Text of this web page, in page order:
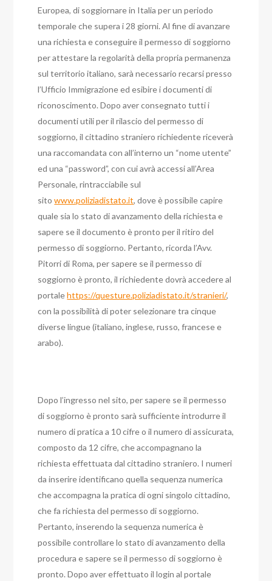
Europea, di soggiornare in Italia per un periodo
temporale che supera i 28 giorni. Al fine di avanzare
una richiesta e conseguire il permesso di soggiorno
per attestare la regolarità della propria permanenza
sul territorio italiano, sarà necessario recarsi presso
l’Ufficio Immigrazione ed esibire i documenti di
riconoscimento. Dopo aver consegnato tutti i
documenti utili per il rilascio del permesso di
soggiorno, il cittadino straniero richiedente riceverà
una raccomandata con all’interno un “nome utente”
ed una “password”, con cui avrà accessi all’Area
Personale, rintracciabile sul
sitowww.poliziadistato.it, dove è possibile capire
quale sia lo stato di avanzamento della richiesta e
sapere se il documento è pronto per il ritiro del
permesso di soggiorno. Pertanto, ricorda l’Avv.
Pitorri di Roma, per sapere se il permesso di
soggiorno è pronto, il richiedente dovrà accedere al
portalehttps://questure.poliziadistato.it/stranieri/,
con la possibilità di poter selezionare tra cinque
diverse lingue (italiano, inglese, russo, francese e
arabo).
Dopo l’ingresso nel sito, per sapere se il permesso
di soggiorno è pronto sarà sufficiente introdurre il
numero di pratica a 10 cifre o il numero di assicurata,
composto da 12 cifre, che accompagnano la
richiesta effettuata dal cittadino straniero. I numeri
da inserire identificano quella sequenza numerica
che accompagna la pratica di ogni singolo cittadino,
che fa richiesta del permesso di soggiorno.
Pertanto, inserendo la sequenza numerica è
possibile controllare lo stato di avanzamento della
procedura e sapere se il permesso di soggiorno è
pronto. Dopo aver effettuato il login al portale